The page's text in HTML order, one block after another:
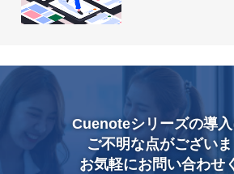
Cuenoteシリーズの導
ご不明な点がござい
お気軽にお問い合わせ